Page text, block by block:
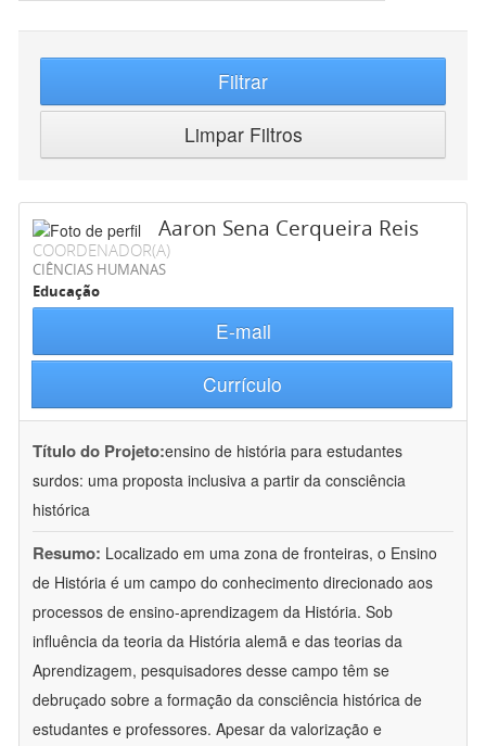
Filtrar
Limpar Filtros
Aaron Sena Cerqueira Reis
COORDENADOR(A)
CIÊNCIAS HUMANAS
Educação
E-mail
Currículo
Título do Projeto:ensino de história para estudantes
surdos: uma proposta inclusiva a partir da consciência
histórica
Resumo: Localizado em uma zona de fronteiras, o Ensino
de História é um campo do conhecimento direcionado aos
processos de ensino-aprendizagem da História. Sob
influência da teoria da História alemã e das teorias da
Aprendizagem, pesquisadores desse campo têm se
debruçado sobre a formação da consciência histórica de
estudantes e professores. Apesar da valorização e